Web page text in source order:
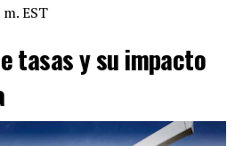
EST
tasas y su impacto